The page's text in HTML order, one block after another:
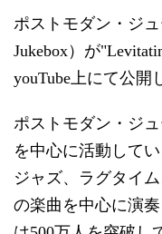
ポストモダン・ジ
Jukebox）が
youTube上にて公開
ポストモダン・ジ
を中心に活動して
ジャズ、ラグタイ
の楽曲を中心に演